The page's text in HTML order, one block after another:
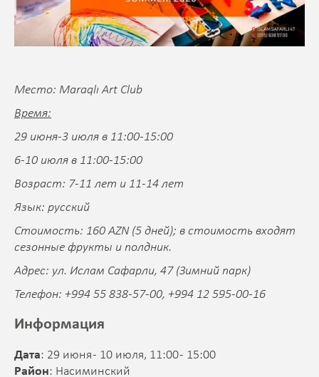
Место: Maraqlı Art Club
Время:
29 июня-3 июля в 11:00-15:00
6-10 июля в 11:00-15:00
Возраст: 7-11 лет и 11-14 лет
Язык: русский
Стоимость: 160 AZN (5 дней); в стоимость входят
сезонные фрукты и полдник.
Адрес: ул. Ислам Сафарли, 47 (Зимний парк)
Телефон: +994 55 838-57-00, +994 12 595-00-16
Информация
Дата: 29 июня - 10 июля, 11:00 - 15:00
Район: Насиминский